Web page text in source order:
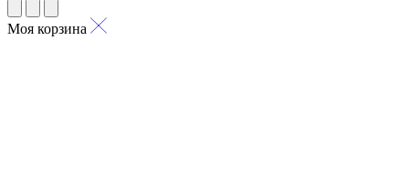
Моя корзина